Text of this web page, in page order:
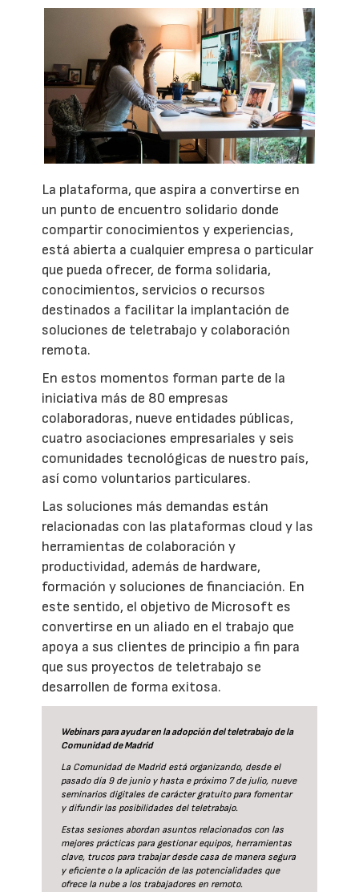
La plataforma, que aspira a convertirse en
un punto de encuentro solidario donde
compartir conocimientos y experiencias,
está abierta a cualquier empresa o particular
que pueda ofrecer, de forma solidaria,
conocimientos, servicios o recursos
destinados a facilitar la implantación de
soluciones de teletrabajo y colaboración
remota.
En estos momentos forman parte de la
iniciativa más de 80 empresas
colaboradoras, nueve entidades públicas,
cuatro asociaciones empresariales y seis
comunidades tecnológicas de nuestro país,
así como voluntarios particulares.
Las soluciones más demandas están
relacionadas con las plataformas cloud y las
herramientas de colaboración y
productividad, además de hardware,
formación y soluciones de financiación. En
este sentido, el objetivo de Microsoft es
convertirse en un aliado en el trabajo que
apoya a sus clientes de principio a fin para
que sus proyectos de teletrabajo se
desarrollen de forma exitosa.
Webinars para ayudar en la adopción del teletrabajo de la
Comunidad de Madrid
La Comunidad de Madrid está organizando, desde el
pasado día 9 de junio y hasta e próximo 7 de julio, nueve
seminarios digitales de carácter gratuito para fomentar
y difundir las posibilidades del teletrabajo.
Estas sesiones abordan asuntos relacionados con las
mejores prácticas para gestionar equipos, herramientas
clave, trucos para trabajar desde casa de manera segura
y eficiente o la aplicación de las potencialidades que
ofrece la nube a los trabajadores en remoto.